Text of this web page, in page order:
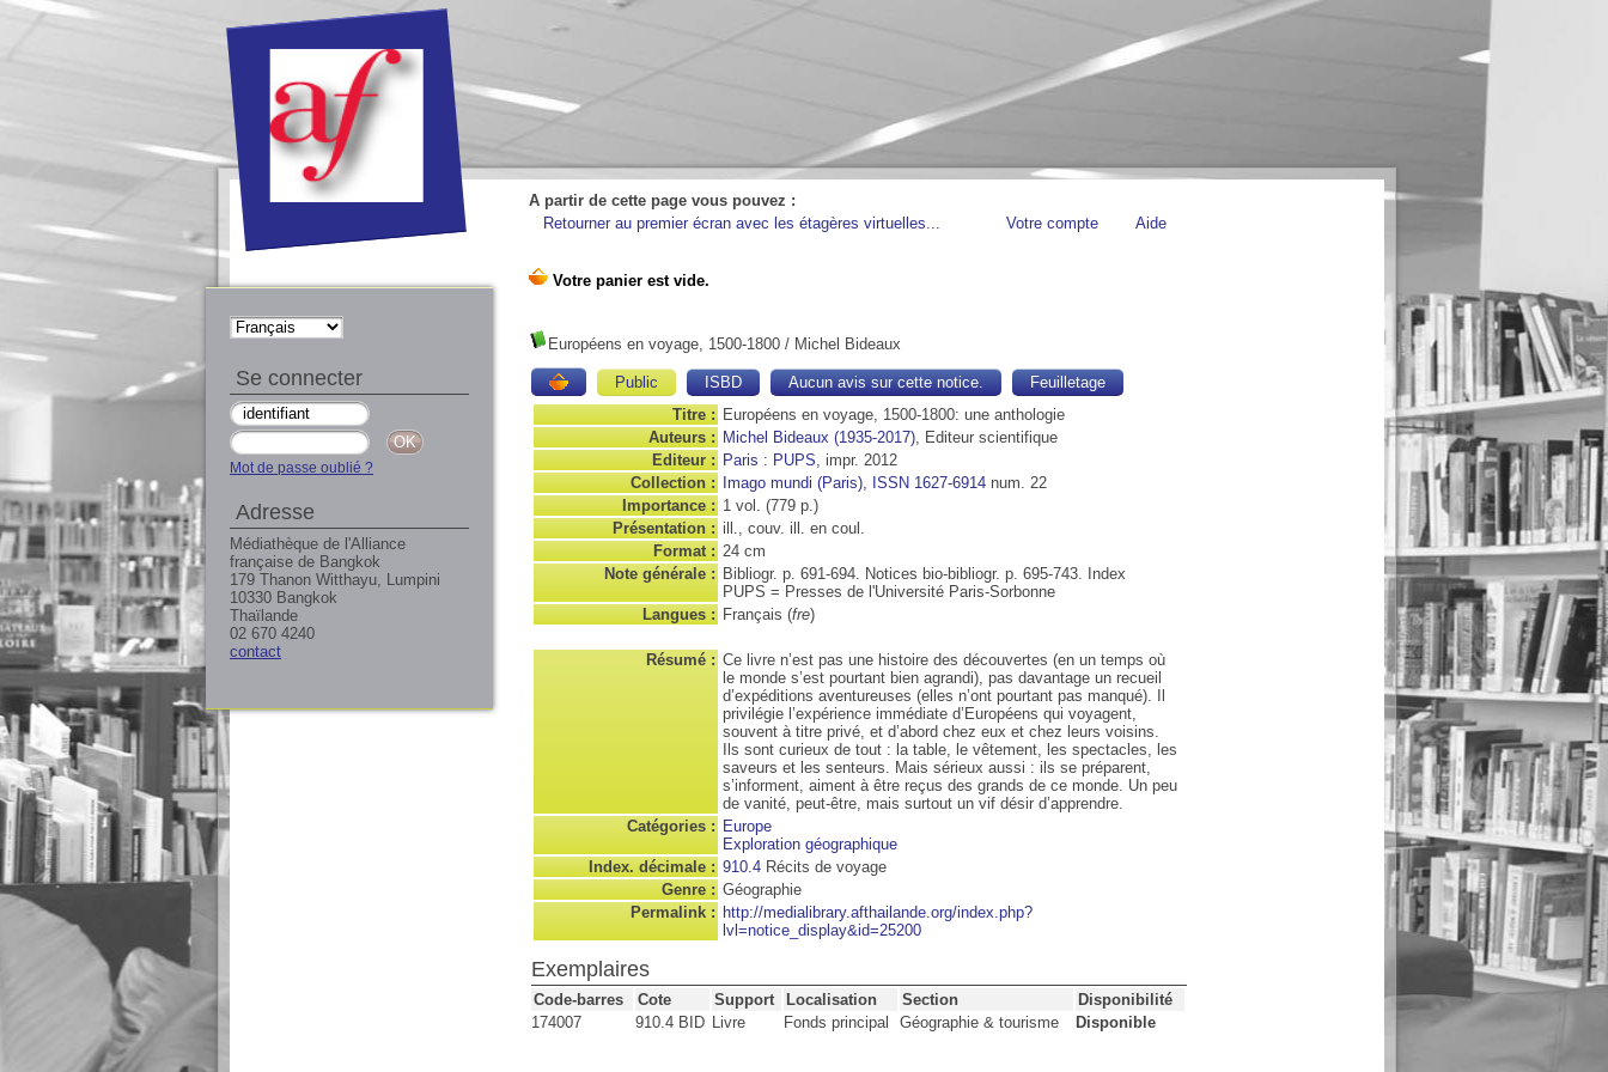
A partir de cette page vous pouvez :
Retourner au premier écran avec les étagères virtuelles...
Votre compte Aide
Européens en voyage, 1500-1800 / Michel Bideaux
Public ISBD Aucun avis sur cette notice.
Feuilletage
Titre : Européens en voyage, 1500-1800: une anthologie
Auteurs : Michel Bideaux (1935-2017), Editeur scientifique
Editeur : Paris : PUPS, impr. 2012
Collection :
Imago mundi (Paris), ISSN 1627-6914 num. 22
Importance : 1 vol. (779 p.)
Présentation : ill., couv. ill. en coul.
Format : 24 cm
Note générale : Bibliogr. p. 691-694. Notices bio-bibliogr. p. 695-743. Index
PUPS = Presses de l'Université Paris-Sorbonne
Langues : Français (fre)
Résumé : Ce livre n’est pas une histoire des découvertes (en un temps où
le monde s’est pourtant bien agrandi), pas davantage un recueil
d’expéditions aventureuses (elles n’ont pourtant pas manqué). Il
privilégie l’expérience immédiate d’Européens qui voyagent,
souvent à titre privé, et d’abord chez eux et chez leurs voisins.
Ils sont curieux de tout : la table, le vêtement, les spectacles, les
saveurs et les senteurs. Mais sérieux aussi : ils se préparent,
s’informent, aiment à être reçus des grands de ce monde. Un peu
de vanité, peut-être, mais surtout un vif désir d’apprendre.
Catégories : Europe
Exploration géographique
Index. décimale : 910.4 Récits de voyage
Genre : Géographie
Permalink : http://medialibrary.afthailande.org/index.php?
lvl=notice_display&id=25200
Exemplaires
Code-barres Cote Support Localisation Section
Disponibilité
174007
910.4 BID Livre Fonds principal Géographie & tourisme Disponible
Se connecter
Mot de passe oublié ?
Adresse
Médiathèque de l'Alliance
française de Bangkok
179 Thanon Witthayu, Lumpini
10330 Bangkok
Thaïlande
02 670 4240
contact